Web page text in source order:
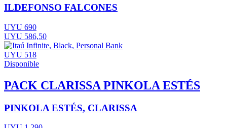
ILDEFONSO FALCONES
UYU 690
UYU 586,50
UYU 518
Disponible
PACK CLARISSA PINKOLA ESTÉS
PINKOLA ESTÉS, CLARISSA